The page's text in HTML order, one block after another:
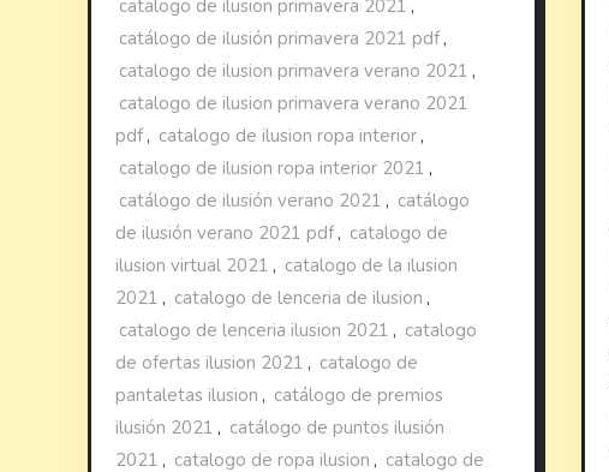
catalogo de ilusion primavera 2021 ,
catálogo de ilusión primavera 2021 pdf,
catalogo de ilusion primavera verano 2021 ,
catalogo de ilusion primavera verano 2021
pdf, catalogo de ilusion ropa interior ,
catalogo de ilusion ropa interior 2021 ,
catálogo de ilusión verano 2021 , catálogo
de ilusión verano 2021 pdf, catalogo de
ilusion virtual 2021 , catalogo de la ilusion
2021 , catalogo de lenceria de ilusion ,
catalogo de lenceria ilusion 2021 , catalogo
de ofertas ilusion 2021 , catalogo de
pantaletas ilusion , catálogo de premios
ilusión 2021 , catálogo de puntos ilusión
2021 , catalogo de ropa ilusion , catalogo de